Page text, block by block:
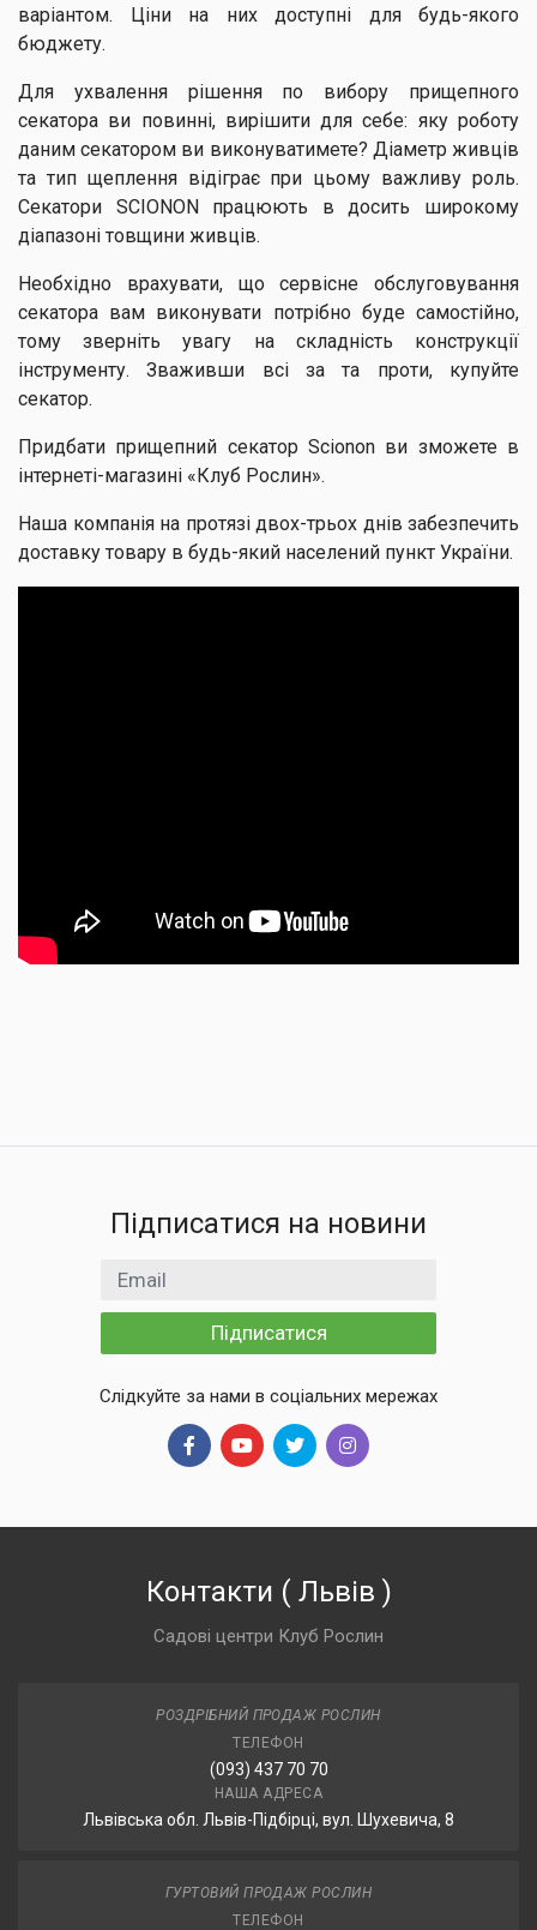
варіантом. Ціни на них доступні для будь-якого
бюджету.
Для ухвалення рішення по вибору прищепного
секатора ви повинні, вирішити для себе: яку роботу
даним секатором ви виконуватимете? Діаметр живців
та тип щеплення відіграє при цьому важливу роль.
Секатори SCIONON працюють в досить широкому
діапазоні товщини живців.
Необхідно врахувати, що сервісне обслуговування
секатора вам виконувати потрібно буде самостійно,
тому зверніть увагу на складність конструкції
інструменту. Зваживши всі за та проти, купуйте
секатор.
Придбати прищепний секатор Scionon ви зможете в
інтернеті-магазині «Клуб Рослин».
Наша компанія на протязі двох-трьох днів забезпечить
доставку товару в будь-який населений пункт України.
Підписатися на новини
Email
Підписатися
Слідкуйте за нами в соціальних мережах
Контакти ( Львів )
Садові центри Клуб Рослин
РОЗДРІБНИЙ ПРОДАЖ РОСЛИН
ТЕЛЕФОН
(093) 437 70 70
НАША АДРЕСА
Львівська обл. Львів-Підбірці, вул. Шухевича, 8
ГУРТОВИЙ ПРОДАЖ РОСЛИН
ТЕЛЕФОН